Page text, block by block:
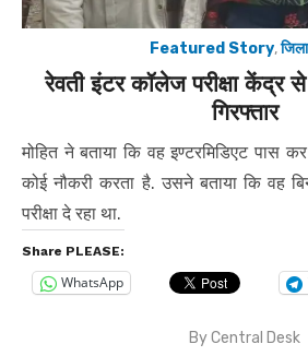
Featured Story,
रेवती इंटर कॉलेज परीक्षा केंद्र
गिरफ्तार
मोहित ने बताया कि वह इण्टरमिडिएट पास
कोई नौकरी करता है. उसने बताया कि वह
परीक्षा दे रहा था.
Share PLEASE:
WhatsApp
ByCentral Desk